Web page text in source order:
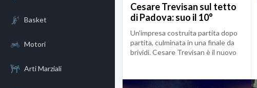
Basket
Motori
Arti Marziali
Cesare Trevisan sul tetto
di Padova: suo il 10°
Campionato di Padel CSEN
Un'impresa costruita partita dopo
partita, culminata in una finale da
brividi. Cesare Trevisan è il nuovo